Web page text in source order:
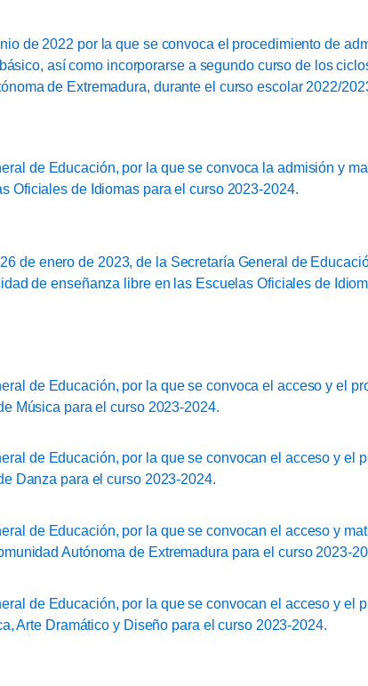
de 2022 por la que se convoca el procedimiento de
así como incorporarse a segundo curso de los
de Extremadura, durante el curso escolar 2022/
de Educación, por la que se convoca la admisión y
Oficiales de Idiomas para el curso 2023-2024.
de enero de 2023, de la Secretaría General de
de enseñanza libre en las Escuelas Oficiales de
de Educación, por la que se convoca el acceso y el
Música para el curso 2023-2024.
de Educación, por la que se convocan el acceso y el
Danza para el curso 2023-2024.
de Educación, por la que se convocan el acceso y
Autónoma de Extremadura para el curso 2023-
de Educación, por la que se convocan el acceso y el
Arte Dramático y Diseño para el curso 2023-2024.